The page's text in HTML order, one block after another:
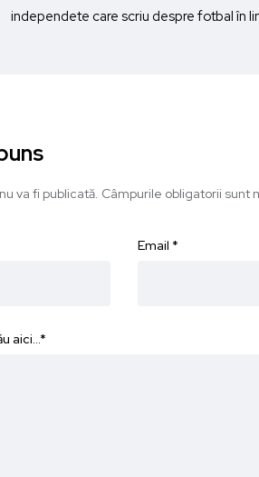
independete care scriu despre fotbal în
va fi publicată. Câmpurile obligatorii sunt
Email *
aici...*